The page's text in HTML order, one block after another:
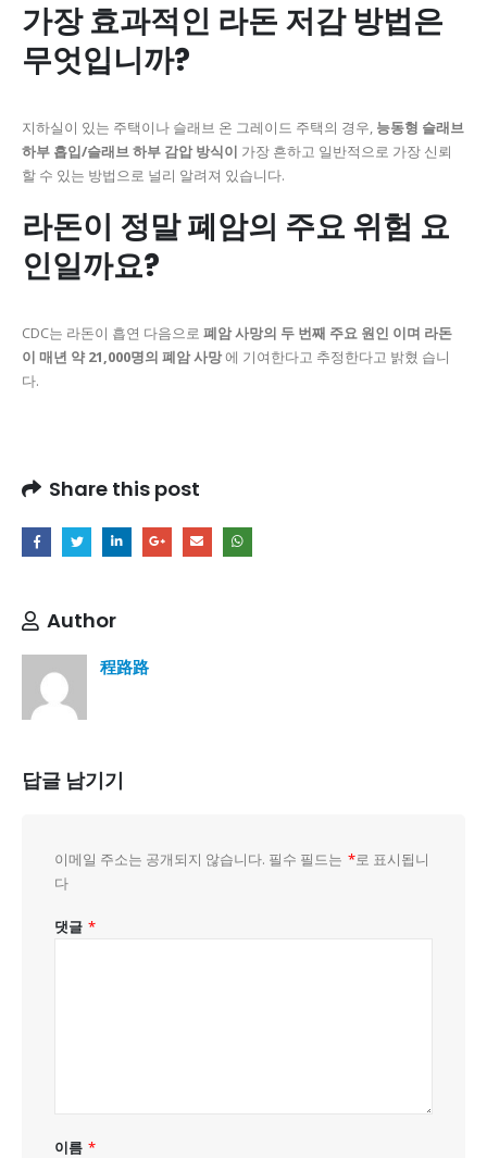
가장 효과적인 라돈 저감 방법은
무엇입니까?
지하실이 있는 주택이나 슬래브 온 그레이드 주택의 경우, 능동형 슬래브
하부 흡입/슬래브 하부 감압 방식이 가장 흔하고 일반적으로 가장 신뢰
할 수 있는 방법으로 널리 알려져 있습니다.
라돈이 정말 폐암의 주요 위험 요
인일까요?
CDC는 라돈이 흡연 다음으로 폐암 사망의 두 번째 주요 원인 이며 라돈
이 매년 약 21,000명의 폐암 사망에 기여한다고 추정한다고 밝혔 습니
다.
Share this post
Author
程路路
답글 남기기
이메일 주소는 공개되지 않습니다. 필수 필드는 *로 표시됩니
다
댓글 *
이름 *